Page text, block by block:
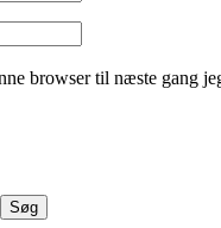
browser til næste gang